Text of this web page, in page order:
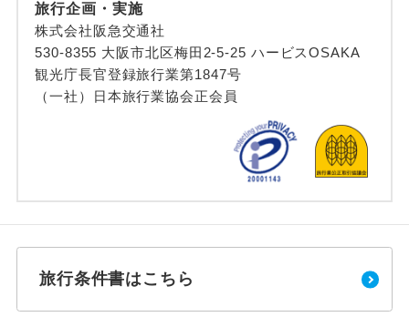
旅行企画・実施
株式会社阪急交通社
530-8355 大阪市北区梅田2-5-25 ハービスOSAKA
観光庁長官登録旅行業第1847号
（一社）日本旅行業協会正会員
旅行条件書はこちら